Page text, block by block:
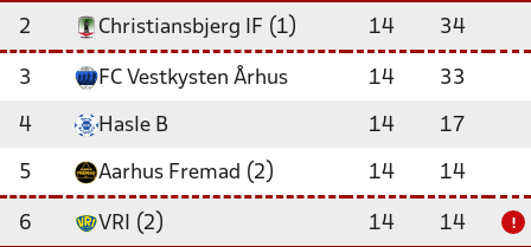
2 Christiansbjerg IF (1) 14 34
3 FC Vestkysten Århus 14 33
4 Hasle B 14 17
5 Aarhus Fremad (2) 14 14
6 VRI (2) 14 14 !